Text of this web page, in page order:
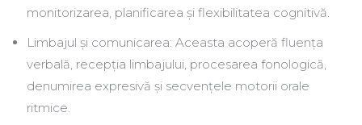
monitorizarea, planificarea și flexibilitatea cognitivă.
Limbajul și comunicarea: Aceasta acoperă fluența
verbală, recepția limbajului, procesarea fonologică,
denumirea expresivă și secvențele motorii orale
ritmice.